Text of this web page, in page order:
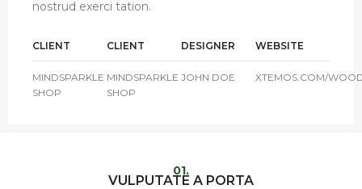
nostrud exerci tation.
CLIENT
MINDSPARKLE
SHOP
CLIENT
MINDSPARKLE
SHOP
DESIGNER
JOHN DOE
WEBSITE
XTEMOS.COM/
01.
VULPUTATE A PORTA